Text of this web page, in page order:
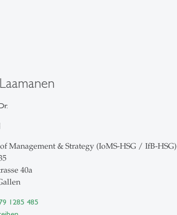
Management & Strategy (IoMS-HSG / IfB-HSG)
40a
1285 485